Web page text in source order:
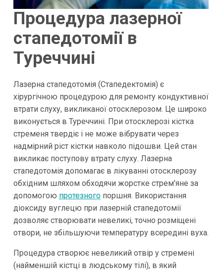
Процедура лазерної
стапедотомії в
Туреччині
Лазерна стапедотомія (Стапедектомія) є
хірургічною процедурою для ремонту кондуктивної
втрати слуху, викликаної отосклерозом. Це широко
виконується в Туреччині. При отосклерозі кістка
стременя твердіє і не може вібрувати через
надмірний ріст кістки навколо підошви. Цей стан
викликає поступову втрату слуху. Лазерна
стапедотомія допомагає в лікуванні отосклерозу
обхідним шляхом обходячи жорстке стрем'яне за
допомогою протезногопоршня. Використання
діоксиду вуглецю при лазерній стапедотомії
дозволяє створювати невеликі, точно розміщені
отвори, не збільшуючи температуру всередині вуха.
Процедура створює невеликий отвір у стремені
(найменшій кістці в людському тілі), в який